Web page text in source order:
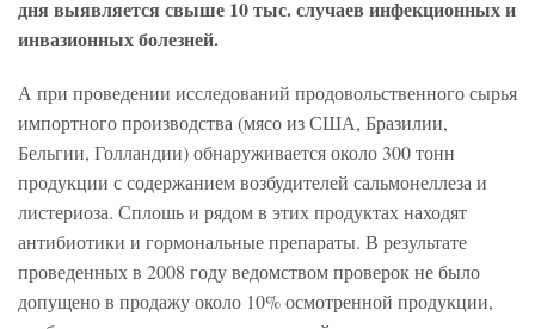
дня выявляется свыше 10 тыс. случаев инфекционных и
инвазионных болезней.
А при проведении исследований продовольственного сырья
импортного производства (мясо из США, Бразилии,
Бельгии, Голландии) обнаруживается около 300 тонн
продукции с содержанием возбудителей сальмонеллеза и
листериоза. Сплошь и рядом в этих продуктах находят
антибиотики и гормональные препараты. В результате
проведенных в 2008 году ведомством проверок не было
допущено в продажу около 10% осмотренной продукции,